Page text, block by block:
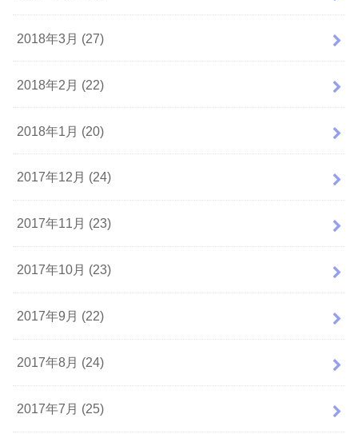
2018年3月 (27)
2018年2月 (22)
2018年1月 (20)
2017年12月 (24)
2017年11月 (23)
2017年10月 (23)
2017年9月 (22)
2017年8月 (24)
2017年7月 (25)